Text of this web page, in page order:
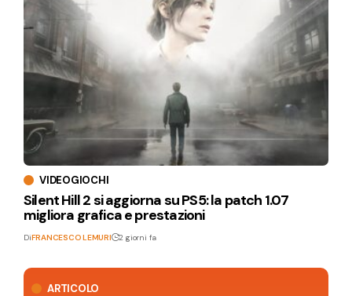
ARTICOLO
VIDEOGIOCHI
Silent Hill 2 si aggiorna su PS5: la patch 1.07
migliora grafica e prestazioni
DiFRANCESCO LEMURI 2 giorni fa